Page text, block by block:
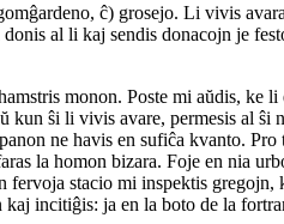
ĉ) grosejo. Li vivis
al li kaj sendis donacojn je
monon. Poste mi aŭdis,
ŝi li vivis avare, permesis al ŝi
ne havis en sufiĉa kvanto.
la homon bizara. Foje en nia
stacio mi inspektis
incitiĝis: ja en la boto de la